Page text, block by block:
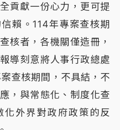
貢獻一份心力，更可提
賴。114年專案查核期
核者，各機關僅造冊，
導刻意將人事行政總處
查核期間，不具結，不
，與常態化、制度化查
外界對政府政策的反